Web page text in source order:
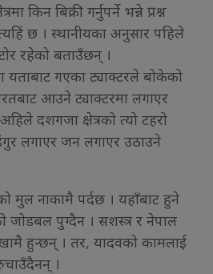
किन बिक्री गर्नुपर्ने भन्ने प्रश्न
छ । स्थानीयका अनुसार पहिले
रहेको बताउँछन् ।
यताबाट गएका ट्याक्टरले बोकेको
आउने ट्याक्टरमा लगाएर
दशगजा क्षेत्रको त्यो टहरो
लगाएर जन लगाएर उठाउने
मुल नाकामै पर्दछ । यहाँबाट हुने
जोडबल पुग्दैन । सशस्त्र र नेपाल
हुन्छन् । तर, यादवको कामलाई
।